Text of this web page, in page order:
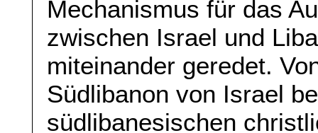
Mechanismus für das
zwischen Israel und
miteinander geredet.
Südlibanon von Israel
südlibanesischen